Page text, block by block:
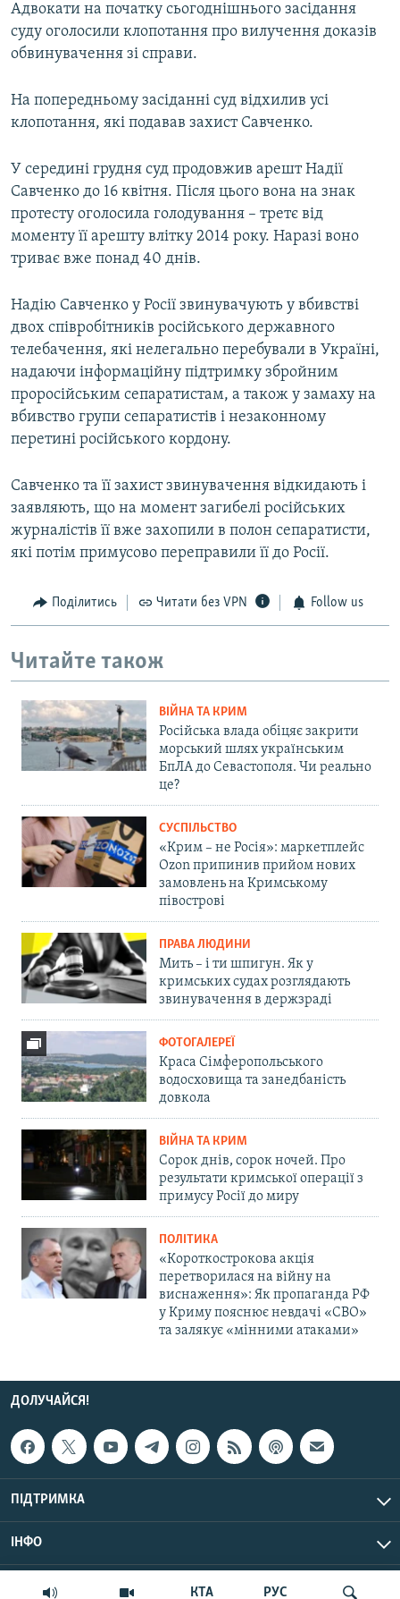
КТА РУС
Адвокати на початку сьогоднішнього засідання
суду оголосили клопотання про вилучення доказів
обвинувачення зі справи.
На попередньому засіданні суд відхилив усі
клопотання, які подавав захист Савченко.
У середині грудня суд продовжив арешт Надії
Савченко до 16 квітня. Після цього вона на знак
протесту оголосила голодування – третє від
моменту її арешту влітку 2014 року. Наразі воно
триває вже понад 40 днів.
Надію Савченко у Росії звинувачують у вбивстві
двох співробітників російського державного
телебачення, які нелегально перебували в Україні,
надаючи інформаційну підтримку збройним
проросійським сепаратистам, а також у замаху на
вбивство групи сепаратистів і незаконному
перетині російського кордону.
Савченко та її захист звинувачення відкидають і
заявляють, що на момент загибелі російських
журналістів її вже захопили в полон сепаратисти,
які потім примусово переправили її до Росії.
Поділитись Читати без VPN Follow us
Читайте також
ВІЙНА ТА КРИМ
Російська влада обіцяє закрити
морський шлях українським
БпЛА до Севастополя. Чи реально
це?
СУСПІЛЬСТВО
«Крим – не Росія»: маркетплейс
Ozon припинив прийом нових
замовлень на Кримському
півострові
ПРАВА ЛЮДИНИ
Мить – і ти шпигун. Як у
кримських судах розглядають
звинувачення в держзраді
ФОТОГАЛЕРЕЇ
Краса Сімферопольського
водосховища та занедбаність
довкола
ВІЙНА ТА КРИМ
Сорок днів, сорок ночей. Про
результати кримської операції з
примусу Росії до миру
ПОЛІТИКА
«Короткострокова акція
перетворилася на війну на
виснаження»: Як пропаганда РФ
у Криму пояснює невдачі «СВО»
та залякує «мінними атаками»
ДОЛУЧАЙСЯ!
ПІДТРИМКА
ІНФО
© Крим.Реалії, 2026 | Усі права застережено.